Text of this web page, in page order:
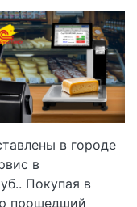
в городе
в
Покупая в
прошедший